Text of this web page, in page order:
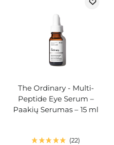
The Ordinary - Multi-
Peptide Eye Serum –
Paakių Serumas – 15 ml
22